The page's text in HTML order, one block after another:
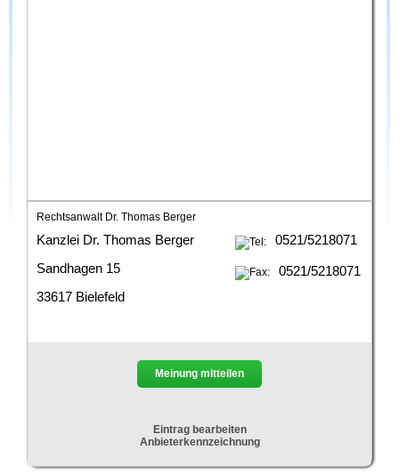
Rechtsanwalt Dr. Thomas Berger
Kanzlei Dr. Thomas Berger
Sandhagen 15
33617 Bielefeld
0521/5218071
0521/5218071
Meinung mitteilen
Eintrag bearbeiten
Anbieterkennzeichnung